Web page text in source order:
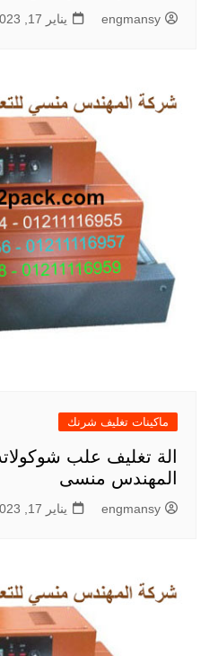
engmansy يناير 17, 2023
ماكينات تغليف شرنك
المهندس منسى
engmansy يناير 17, 2023